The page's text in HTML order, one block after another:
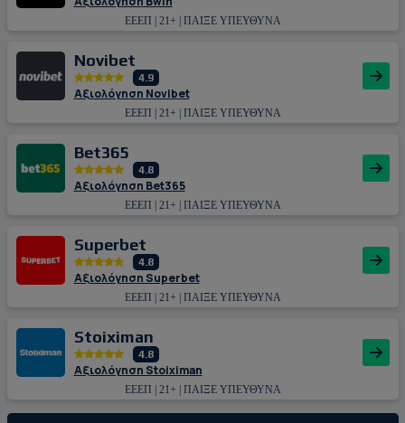
ΕΕΕΠ | 21+ | ΠΑΙΞΕ ΥΠΕΥΘΥΝΑ
Novibet
4.9
Αξιολόγηση Novibet
ΕΕΕΠ | 21+ | ΠΑΙΞΕ ΥΠΕΥΘΥΝΑ
Bet365
4.8
Αξιολόγηση Bet365
ΕΕΕΠ | 21+ | ΠΑΙΞΕ ΥΠΕΥΘΥΝΑ
Superbet
4.8
Αξιολόγηση Superbet
ΕΕΕΠ | 21+ | ΠΑΙΞΕ ΥΠΕΥΘΥΝΑ
Stoiximan
4.8
Αξιολόγηση Stoiximan
ΕΕΕΠ | 21+ | ΠΑΙΞΕ ΥΠΕΥΘΥΝΑ